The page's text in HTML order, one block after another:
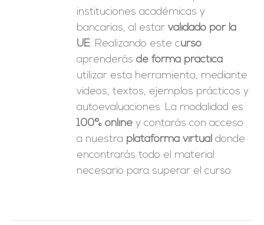
instituciones académicas y
bancarias, al estarvalidado por la
UE. Realizando este curso
aprenderásde forma práctica
utilizar esta herramienta, mediante
videos, textos, ejemplos prácticos y
autoevaluaciones. La modalidad es
100% online y contarás con acceso
a nuestra plataforma virtual donde
encontrarás todo el material
necesario para superar el curso.